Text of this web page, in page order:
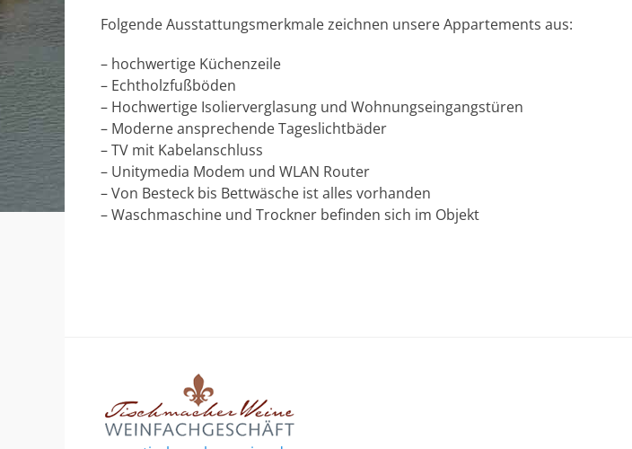
Folgende Ausstattungsmerkmale zeichnen unsere Appartements aus:
– hochwertige Küchenzeile
– Echtholzfußböden
– Hochwertige Isolierverglasung und Wohnungseingangstüren
– Moderne ansprechende Tageslichtbäder
– TV mit Kabelanschluss
– Unitymedia Modem und WLAN Router
– Von Besteck bis Bettwäsche ist alles vorhanden
– Waschmaschine und Trockner befinden sich im Objekt